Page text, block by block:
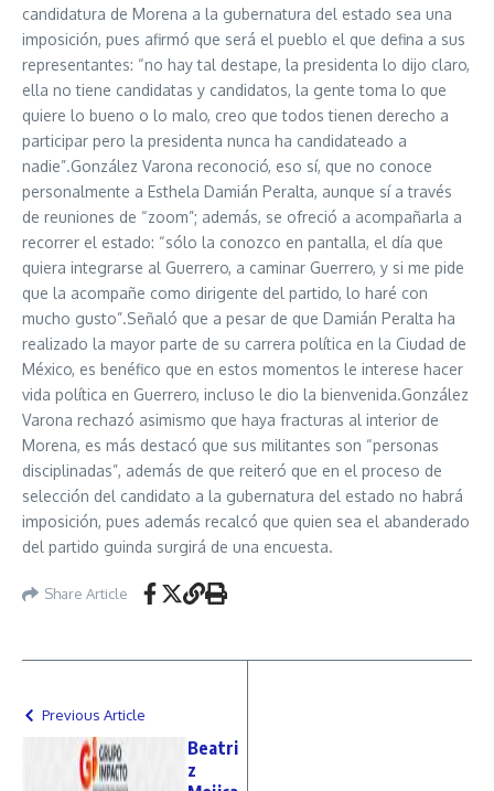
candidatura de Morena a la gubernatura del estado sea una
imposición, pues afirmó que será el pueblo el que defina a sus
representantes: “no hay tal destape, la presidenta lo dijo claro,
ella no tiene candidatas y candidatos, la gente toma lo que
quiere lo bueno o lo malo, creo que todos tienen derecho a
participar pero la presidenta nunca ha candidateado a
nadie”.González Varona reconoció, eso sí, que no conoce
personalmente a Esthela Damián Peralta, aunque sí a través
de reuniones de “zoom”; además, se ofreció a acompañarla a
recorrer el estado: “sólo la conozco en pantalla, el día que
quiera integrarse al Guerrero, a caminar Guerrero, y si me pide
que la acompañe como dirigente del partido, lo haré con
mucho gusto”.Señaló que a pesar de que Damián Peralta ha
realizado la mayor parte de su carrera política en la Ciudad de
México, es benéfico que en estos momentos le interese hacer
vida política en Guerrero, incluso le dio la bienvenida.González
Varona rechazó asimismo que haya fracturas al interior de
Morena, es más destacó que sus militantes son “personas
disciplinadas”, además de que reiteró que en el proceso de
selección del candidato a la gubernatura del estado no habrá
imposición, pues además recalcó que quien sea el abanderado
del partido guinda surgirá de una encuesta.
Share Article
Previous Article
Beatri
z